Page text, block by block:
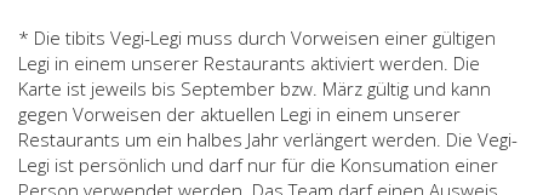
* Die tibits Vegi-Legi muss durch Vorweisen einer gültigen
Legi in einem unserer Restaurants aktiviert werden. Die
Karte ist jeweils bis September bzw. März gültig und kann
gegen Vorweisen der aktuellen Legi in einem unserer
Restaurants um ein halbes Jahr verlängert werden. Die Vegi-
Legi ist persönlich und darf nur für die Konsumation einer
Person verwendet werden. Das Team darf einen Ausweis